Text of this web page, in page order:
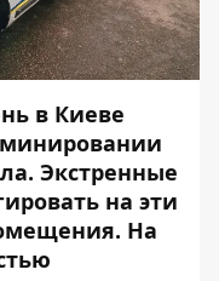
в Киеве
Экстренные
на эти
На